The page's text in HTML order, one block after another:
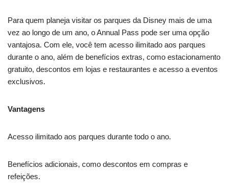
Para quem planeja visitar os parques da Disney mais de uma
vez ao longo de um ano, o Annual Pass pode ser uma opção
vantajosa. Com ele, você tem acesso ilimitado aos parques
durante o ano, além de benefícios extras, como estacionamento
gratuito, descontos em lojas e restaurantes e acesso a eventos
exclusivos.
Vantagens
Acesso ilimitado aos parques durante todo o ano.
Benefícios adicionais, como descontos em compras e
refeições.